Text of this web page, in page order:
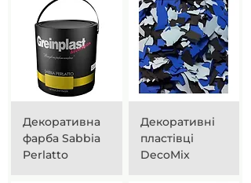
Декоративна
фарба Sabbia
Perlatto
Декоративні
пластівці
DecoMix